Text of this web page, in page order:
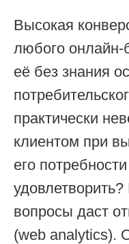
Высокая
любого онлайн-
её без знания
практически
клиентом при
его
вопросы даст
(web analytics).